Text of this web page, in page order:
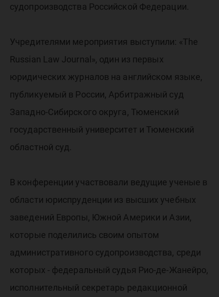
судопроизводства Российской Федерации.
Учредителями мероприятия выступили: «The
Russian Law Journal», один из первых
юридических журналов на английском языке,
публикуемый в России, Арбитражный суд
Западно-Сибирского округа, Тюменский
государственный университет и Тюменский
областной суд.
В конференции участвовали ведущие ученые в
области юриспруденции из высших учебных
заведений Европы, Южной Америки и Азии,
которые поделились своим опытом
административного судопроизводства, среди
которых - федеральный судья Рио-де-Жанейро,
исполнительный секретарь редакционной